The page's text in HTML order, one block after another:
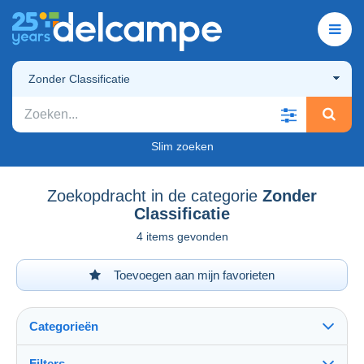
Zonder Classificatie
Slim zoeken
Zoekopdracht in de categorie Zonder
Classificatie
4 items gevonden
Toevoegen aan mijn favorieten
Categorieën